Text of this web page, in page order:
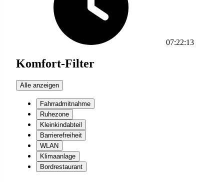
07:22:13
Komfort-Filter
Alle anzeigen
Fahrradmitnahme
Ruhezone
Kleinkindabteil
Barrierefreiheit
WLAN
Klimaanlage
Bordrestaurant